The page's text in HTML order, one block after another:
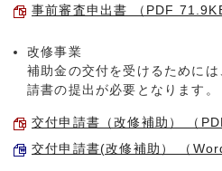
事前審査申出書 （PDF
改修事業
補助金の交付を受けるために
請書の提出が必要となります。
交付申請書（改修補助） （
交付申請書(改修補助） （